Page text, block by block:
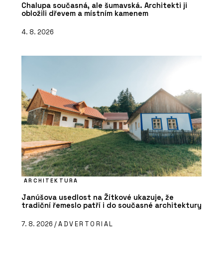
Chalupa současná, ale šumavská. Architekti ji
obložili dřevem a místním kamenem
4. 8. 2026
ARCHITEKTURA
Janúšova usedlost na Žítkové ukazuje, že
tradiční řemeslo patří i do současné architektury
7. 8. 2026 /ADVERTORIAL